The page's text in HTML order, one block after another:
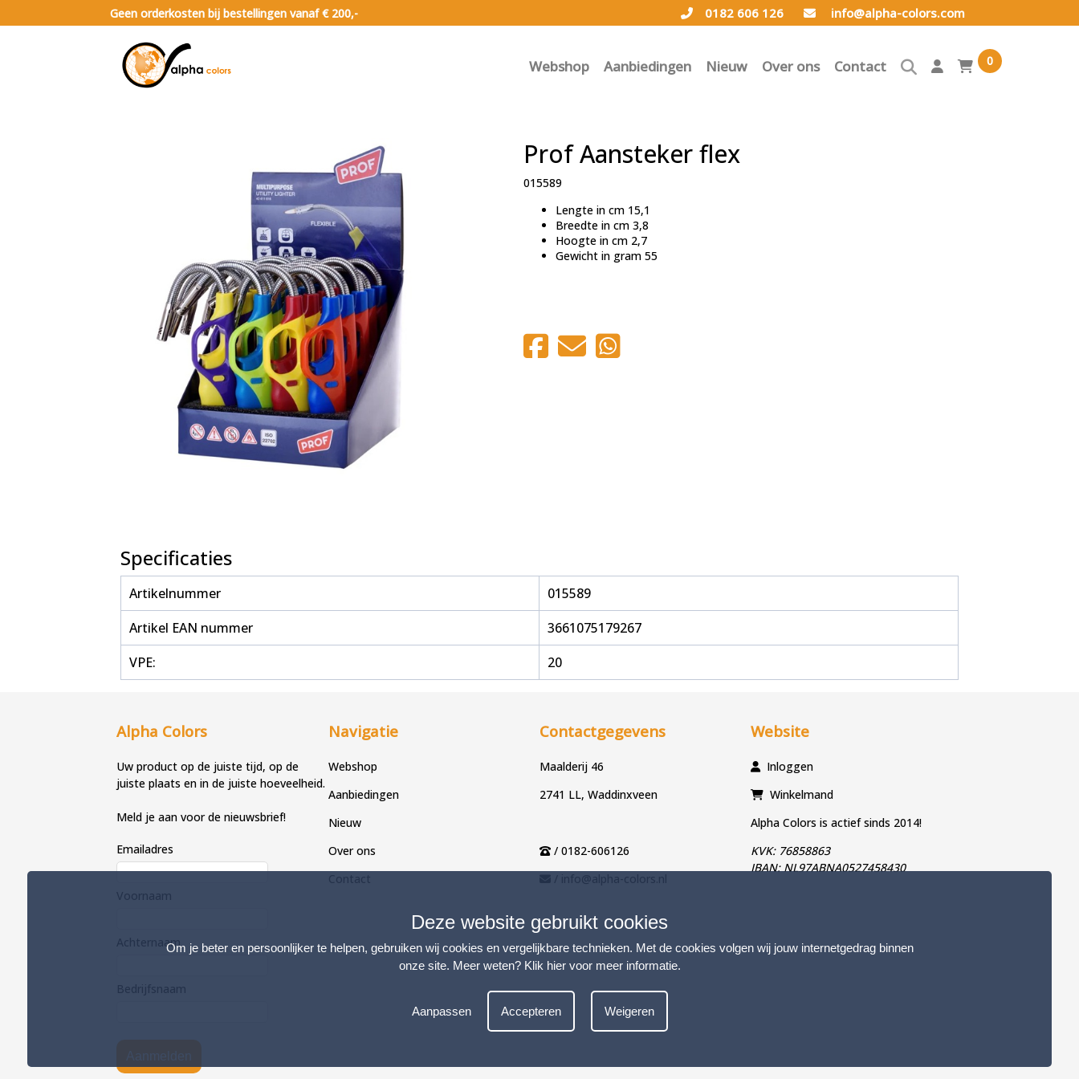
Geen orderkosten bij bestellingen vanaf € 200,- info@alpha-colors.com
0182 606 126
Webshop Aanbiedingen Nieuw Over ons Contact 0
Prof Aansteker flex
015589
Lengte in cm 15,1
Breedte in cm 3,8
Hoogte in cm 2,7
Gewicht in gram 55
Specificaties
Artikelnummer
015589
Artikel EAN nummer
3661075179267
VPE:
20
Alpha Colors
Uw product op de juiste tijd, op de
juiste plaats en in de juiste hoeveelheid.
Meld je aan voor de nieuwsbrief!
Emailadres
Voornaam
Achternaam
Bedrijfsnaam
Navigatie
Webshop
Aanbiedingen
Nieuw
Over ons
Contact
Contactgegevens
Maalderij 46
2741 LL, Waddinxveen
/ 0182-606126
/ info@alpha-colors.nl
Website
Inloggen
Winkelmand
Alpha Colors is actief sinds 2014!
KVK: 76858863
IBAN: NL97ABNA0527458430
Deze website gebruikt cookies
Om je beter en persoonlijker te helpen, gebruiken wij cookies en vergelijkbare technieken. Met de cookies volgen wij jouw internetgedrag binnen
onze site. Meer weten? Klik hier voor meer informatie.
Aanpassen Accepteren Weigeren